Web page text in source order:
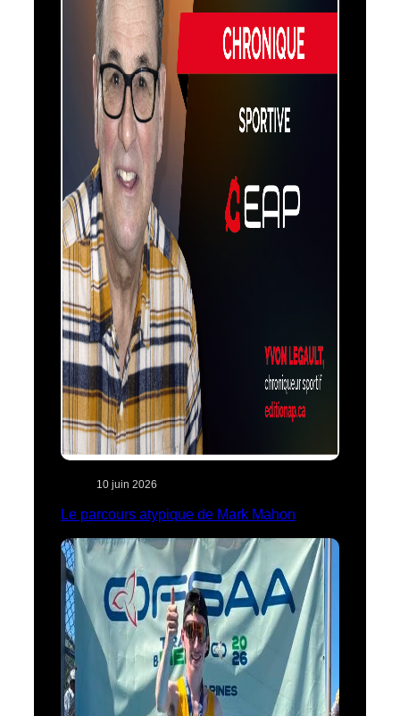
10 juin 2026
Le parcours atypique de Mark Mahon